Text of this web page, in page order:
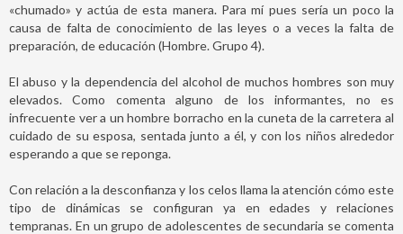
«chumado» y actúa de esta manera. Para mí pues sería un poco la
causa de falta de conocimiento de las leyes o a veces la falta de
preparación, de educación (Hombre. Grupo 4).
El abuso y la dependencia del alcohol de muchos hombres son muy
elevados. Como comenta alguno de los informantes, no es
infrecuente ver a un hombre borracho en la cuneta de la carretera al
cuidado de su esposa, sentada junto a él, y con los niños alrededor
esperando a que se reponga.
Con relación a la desconfianza y los celos llama la atención cómo este
tipo de dinámicas se configuran ya en edades y relaciones
tempranas. En un grupo de adolescentes de secundaria se comenta